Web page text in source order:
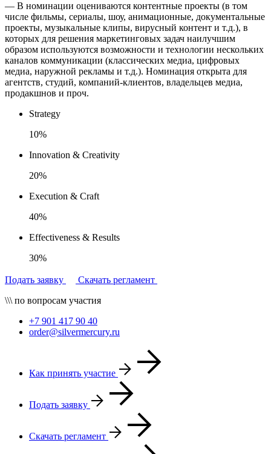
— В номинации оцениваются контентные проекты (в том
числе фильмы, сериалы, шоу, анимационные, документальные
проекты, музыкальные клипы, вирусный контент и т.д.), в
которых для решения маркетинговых задач наилучшим
образом используются возможности и технологии нескольких
каналов коммуникации (классических медиа, цифровых
медиа, наружной рекламы и т.д.). Номинация открыта для
агентств, студий, компаний-клиентов, владельцев медиа,
продакшнов и проч.
Strategy
10%
Innovation & Creativity
20%
Execution & Craft
40%
Effectiveness & Results
30%
Подать заявку
Скачать регламент
\\\ по вопросам участия
+7 901 417 90 40
order@silvermercury.ru
Как принять участие
Подать заявку
Скачать регламент